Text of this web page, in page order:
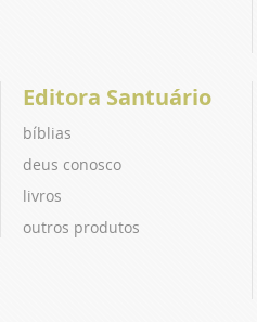
Editora Santuário
bíblias
deus conosco
livros
outros produtos